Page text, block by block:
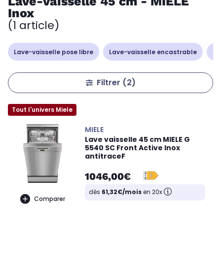
Inox
(1 article)
Lave-vaisselle pose libre Lave-vaisselle encastrable
Filtrer (2)
Tout l'univers Miele
Comparer
MIELE
Lave vaisselle 45 cm MIELE G
5540 SC Front Active Inox
antitraceF
1046,00€
dès 61,32€/moisen 20x